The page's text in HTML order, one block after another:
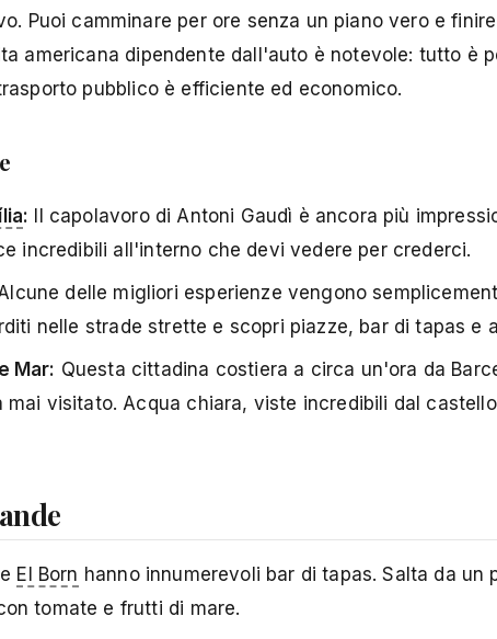
Puoi camminare per ore senza un piano vero e
americana dipendente dall'auto è notevole: tutto è
pubblico è efficiente ed economico.
: Il capolavoro di Antoni Gaudì è ancora più
incredibili all'interno che devi vedere per crederci.
delle migliori esperienze vengono
nelle strade strette e scopri piazze, bar di tapas e
Mar: Questa cittadina costiera a circa un'ora da
mai visitato. Acqua chiara, viste incredibili dal
El Born hanno innumerevoli bar di tapas. Salta da
tomate e frutti di mare.